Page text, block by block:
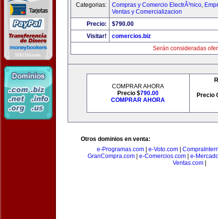
Categorias:
Compras y Comercio ElectrÃ³nico,
Ventas y Comercializacion
Precio:
$790.00
Visitar!
comercios.biz
Serán consideradas
COMPRAR AHORA
Precio $790.00
COMPRAR AHORA
Precio
Otros dominios en venta:
e-Programas.com
e-Voto.com
GranCompra.com
e-Comercios.com
e-
Ventas.com|